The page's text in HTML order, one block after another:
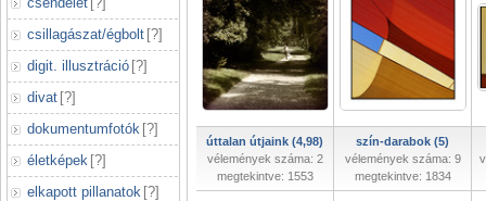
csillagászat/égbolt [?]
digit. illusztráció [?]
divat [?]
dokumentumfotók [?]
életképek [?]
elkapott pillanatok [?]
úttalan útjaink (4,98)
vélemények száma: 2
megtekintve: 1553
szín-darabok (5)
vélemények száma: 9
megtekintve: 1834